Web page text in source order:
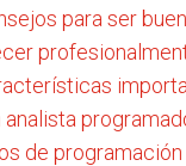
para ser
analista
de programación